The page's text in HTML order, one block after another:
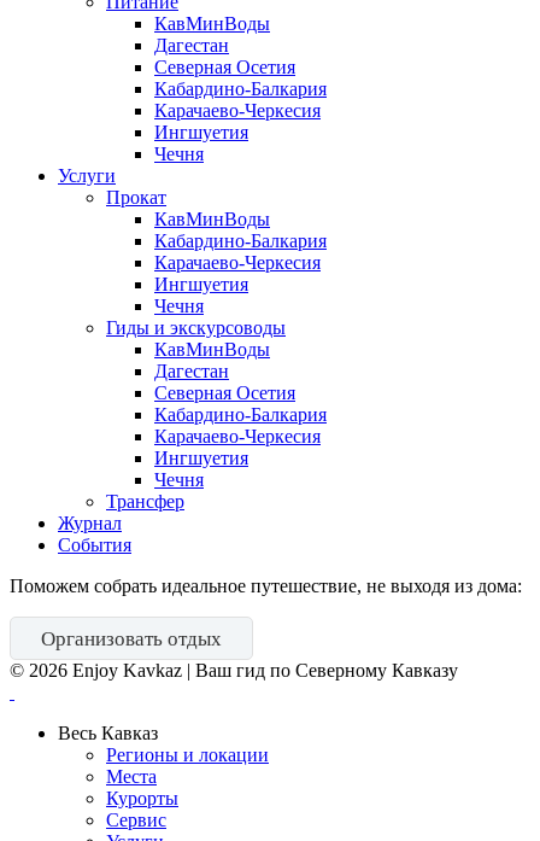
КавМинВоды
Дагестан
Северная Осетия
Кабардино-Балкария
Карачаево-Черкесия
Ингшуетия
Чечня
Услуги
Прокат
КавМинВоды
Кабардино-Балкария
Карачаево-Черкесия
Ингшуетия
Чечня
Гиды и экскурсоводы
КавМинВоды
Дагестан
Северная Осетия
Кабардино-Балкария
Карачаево-Черкесия
Ингшуетия
Чечня
Трансфер
Журнал
События
Поможем собрать идеальное путешествие, не выходя из дома:
Организовать отдых
© 2026 Enjoy Kavkaz | Ваш гид по Северному Кавказу
Весь Кавказ
Регионы и локации
Места
Курорты
Сервис